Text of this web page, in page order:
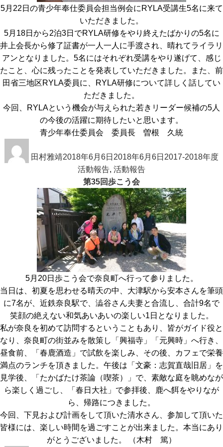
5月22日の青少年奉仕委員会担当例会にRYLA受講生5名に来て
いただきました。
5月18日から2泊3日でRYLA研修をやり終えたばかりの5名に
井上会長から修了証書が一人一人に手渡され、晴れてライラリ
アンとなりました。5名にはそれぞれ受講をやり遂げて、感じ
たこと、心に残ったことを発表していただきました。また、前
田省三地区RYLA委員に、RYLA研修について詳しく話してい
ただきました。
今回、RYLAという機会が与えられた若きリーダー候補の5人
の今後の活躍に期待したいと思います。
青少年奉仕委員会 委員長 曽根 久統
稿
田村雅靖稿
2018年6月6日 2018年6月6日 テ
ー
2017-2018年度
活動報告, 活動報告
第35回歩こう会
5月20日歩こう会で奈良町へ行って参りました。
当日は、初夏を思わせる晴天の中、大津駅から安本さんを筆頭
に7名が、近鉄奈良駅で、澁谷さん夫妻と合流し、合計9名で
笑顔の絶えない和気あいあいの楽しい1日となりました。
私が奈良を初めて訪問するということもあり、皆がガイド役と
なり、奈良町の街並みを散策し「興福寺」「元興時」へ行き、
昼食前、「春鹿酒造」で試飲を楽しみ、その後、カフェで栄養
満点のランチを頂きました。午後は「文豪：志賀直哉旧居」を
見学後、「たかばたけ茶論（喫茶）」で、素敵な庭を眺めなが
ら楽しく過ごし、「春日大社」で参拝後、鹿へ餌をやりなが
ら、帰路につきました。
今回、下見および計画をして頂いた清水さん、参加して頂いた
皆様には、楽しい時間を過ごすことが出来ました。本当にあり
がとうございました。 （木村 篤）